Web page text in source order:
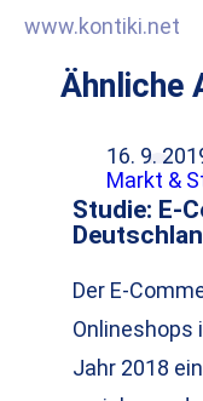
www.kontiki.net
Ähnliche
16. 9.
Markt &
Studie: E-
Der E-
Onlineshops
Jahr 2018